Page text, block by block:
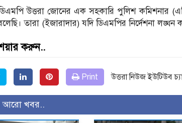
উত্তরা জোনের এক সহকারি পুলিশ কমিশনার
তারা (ইজারাদার) যদি ডিএমপির নির্দেশনা
করুন..
Print উত্তরা নিউজ ইউটিউব
আরো খবর..